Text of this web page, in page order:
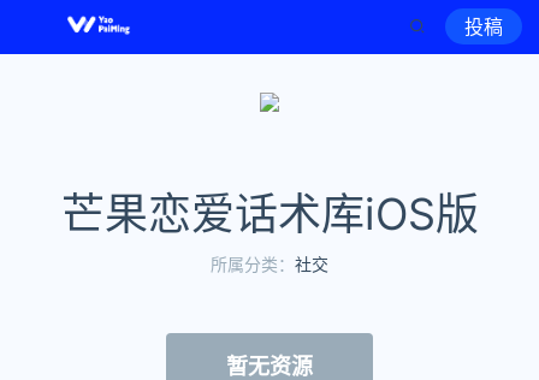
投稿
芒果恋爱话术库iOS版
所属分类： 社交
暂无资源